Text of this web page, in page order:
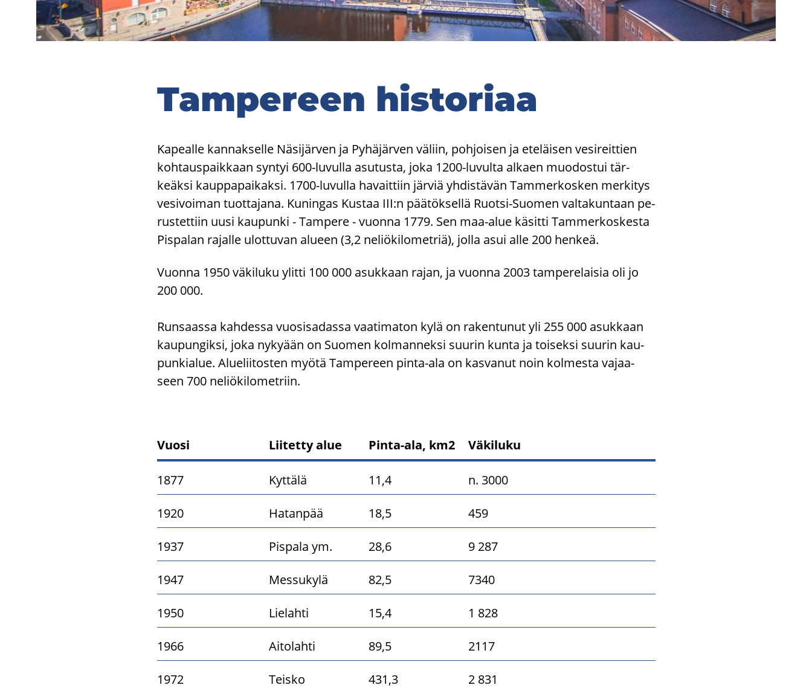
Tam­pe­reen his­to­ri­aa
Ka­peal­le kan­nak­sel­le Nä­si­jär­ven ja Py­hä­jär­ven vä­liin, poh­joi­sen ja ete­läi­sen ve­si­reit­tien
koh­taus­paik­kaan syn­tyi 600-​luvulla asu­tus­ta, joka 1200-​luvulta al­kaen muo­dos­tui tär­
keäk­si kaup­pa­pai­kak­si. 1700-​luvulla ha­vait­tiin jär­viä yh­dis­tä­vän Tam­mer­kos­ken mer­ki­tys
ve­si­voi­man tuot­ta­ja­na. Ku­nin­gas Kus­taa III:n pää­tök­sel­lä Ruotsi-​Suomen val­ta­kun­taan pe­
rus­tet­tiin uusi kau­pun­ki - Tam­pe­re - vuon­na 1779. Sen maa-​alue kä­sit­ti Tam­mer­kos­kes­ta
Pis­pa­lan ra­jal­le ulot­tu­van alu­een (3,2 ne­liö­ki­lo­met­riä), jolla asui alle 200 hen­keä.
Vuon­na 1950 vä­ki­lu­ku ylit­ti 100 000 asuk­kaan rajan, ja vuon­na 2003 tam­pe­re­lai­sia oli jo
200 000.
Run­saas­sa kah­des­sa vuo­si­sa­das­sa vaa­ti­ma­ton kylä on ra­ken­tu­nut yli 255 000 asuk­kaan
kau­pun­gik­si, joka ny­ky­ään on Suo­men kol­man­nek­si suu­rin kunta ja toi­sek­si suu­rin kau­
pun­kia­lue. Alue­lii­tos­ten myötä Tam­pe­reen pinta-​ala on kas­va­nut noin kol­mes­ta va­jaa­
seen 700 ne­liö­ki­lo­met­riin.
Tampereen alueliitokset
Vuosi Liitetty alue Pinta-ala, km2 Väkiluku
1877 Kyttälä 11,4 n. 3000
1920 Hatanpää 18,5 459
1937 Pispala ym. 28,6 9 287
1947 Messukylä 82,5 7340
1950 Lielahti 15,4 1 828
1966 Aitolahti 89,5 2117
1972 Teisko 431,3 2 831